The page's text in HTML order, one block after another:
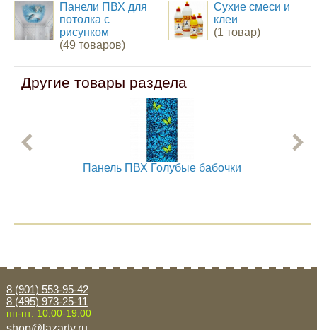
Панели ПВХ для
потолка с
рисунком
(49 товаров)
Сухие смеси и
клеи
(1 товар)
Другие товары раздела
Панель ПВХ Голубые бабочки
8 (901) 553-95-42
8 (495) 973-25-11
пн-пт: 10.00-19.00